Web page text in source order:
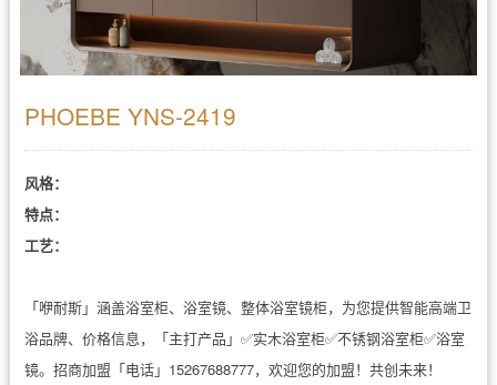
PHOEBE YNS-2419
风格：
特点：
工艺：
「咿耐斯」涵盖浴室柜、浴室镜、整体浴室镜柜，为您提供智能高端卫
浴品牌、价格信息，「主打产品」✅实木浴室柜✅不锈钢浴室柜✅浴室
镜。招商加盟「电话」15267688777，欢迎您的加盟！共创未来！